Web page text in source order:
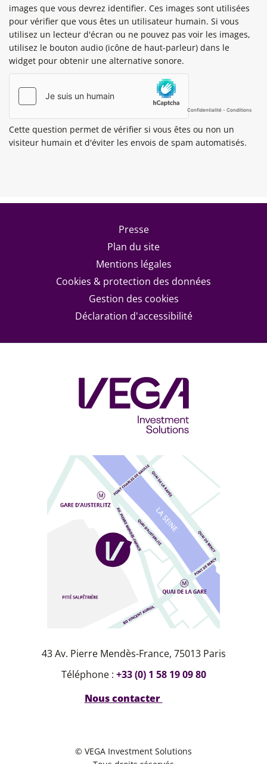
images que vous devrez identifier. Ces images sont utilisées
pour vérifier que vous êtes un utilisateur humain. Si vous
utilisez un lecteur d'écran ou ne pouvez pas voir les images,
utilisez le bouton audio (icône de haut-parleur) dans le
widget pour obtenir une alternative sonore.
Cette question permet de vérifier si vous êtes ou non un
visiteur humain et d'éviter les envois de spam automatisés.
Presse
Plan du site
Mentions légales
Cookies & protection des données
Gestion des cookies
Déclaration d'accessibilité
43 Av. Pierre Mendès-France, 75013 Paris
Téléphone : +33 (0) 1 58 19 09 80
Nous contacter
© VEGA Investment Solutions